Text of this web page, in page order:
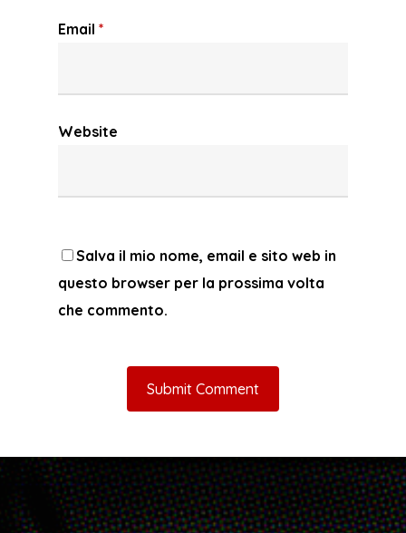
Email *
Website
Salva il mio nome, email e sito web in
questo browser per la prossima volta
che commento.